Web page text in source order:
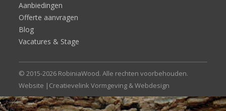
Aanbiedingen
Offerte aanvragen
Blog
Vacatures & Stage
© 2015-2026 RobiniaWood. Alle rechten voorbehouden.
Website | Creatievelink Vormgeving & Webdesign